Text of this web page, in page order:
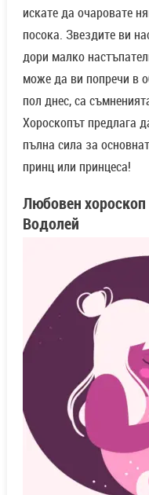
искате да очаровате
посока. Звездите ви
дори малко
може да ви попречи в
пол днес, са
Хороскопът предлага
пълна сила за
принц или принцеса!
Любовен хороскоп
Водолей